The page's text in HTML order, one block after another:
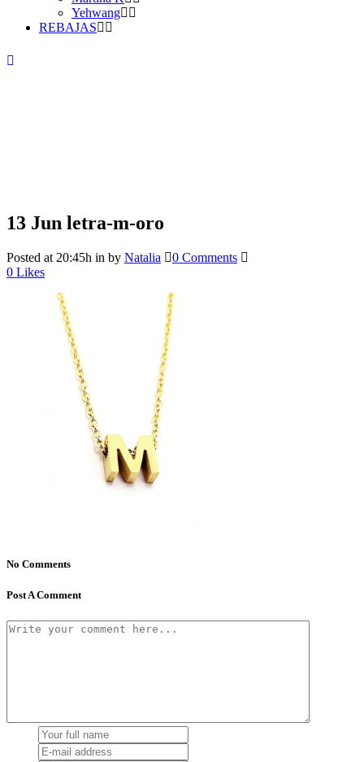
Yehwang
REBAJAS
13 Jun letra-m-oro
Posted at 20:45h in by Natalia
0 Comments
0 Likes
No Comments
Post A Comment